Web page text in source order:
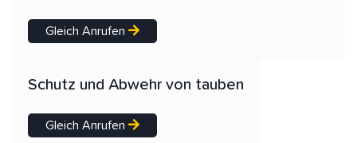
Gleich Anrufen
Schutz und Abwehr von tauben
Gleich Anrufen